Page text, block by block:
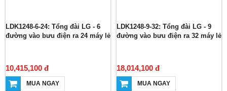
LDK1248-6-24: Tổng đài LG - 6
đường vào bưu điện ra 24 máy lẻ
10,415,100 đ
MUA NGAY
LDK1248-9-32: Tổng đài LG - 9
đường vào bưu điện ra 32 máy lẻ
18,014,100 đ
MUA NGAY